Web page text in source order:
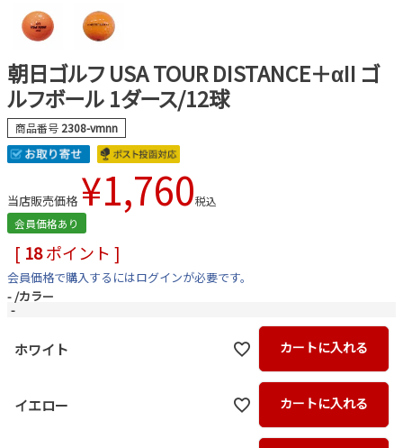
朝日ゴルフ USA TOUR DISTANCE＋αII ゴ
ルフボール 1ダース/12球
商品番号 2308-vmnn
当店販売価格 ¥1,760税込
会員価格あり
[ 18ポイント ]
会員価格で購入するにはログインが必要です。
- カラー
-
ホワイト カートに入れる
イエロー カートに入れる